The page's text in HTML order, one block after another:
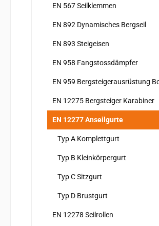
EN 567 Seilklemmen
EN 892 Dynamisches Bergseil
EN 893 Steigeisen
EN 958 Fangstossdämpfer
EN 959 Bergsteigerausrüstung
EN 12275 Bergsteiger Karabiner
EN 12277 Anseilgurte
Typ A Komplettgurt
Typ B Kleinkörpergurt
Typ C Sitzgurt
Typ D Brustgurt
EN 12278 Seilrollen